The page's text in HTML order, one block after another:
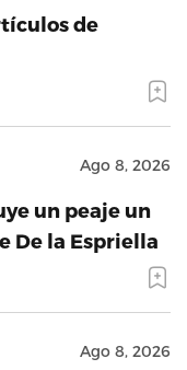
de
Ago 8, 2026
un peaje un
De la Espriella
Ago 8, 2026